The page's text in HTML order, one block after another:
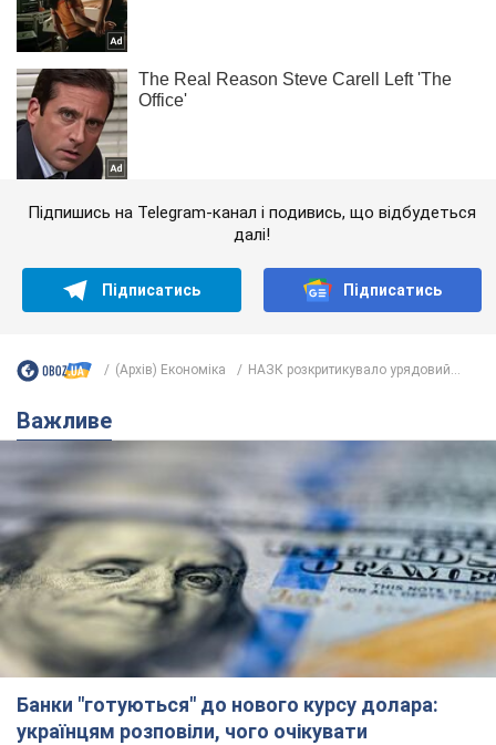
Підпишись на Telegram-канал і подивись, що відбудеться
далі!
Підписатись Підписатись
(Архів) Економіка НАЗК розкритикувало урядовий...
Важливе
Банки "готуються" до нового курсу долара:
українцям розповіли, чого очікувати